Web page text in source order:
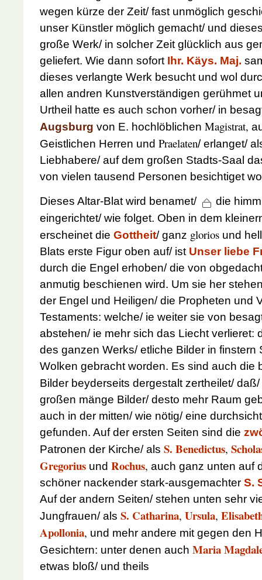
wegen kürze der Zeit/ fast unmöglich
unser Künstler möglich gemacht/ und
große Werk/ in solcher Zeit glücklich aus
geliefert. Wie dann sofort Ihr. Käys. Maj.
dieses verlangte Werk besucht und wol
allen andren Kunstverständigen gerühmet
Urtheil hatte es auch schon vorher/ in
Augsburg von E. hochlöblichen Magistrat,
Geistlichen Herren und Praelaten/ erlanget/
Liebhabere/ auf dem großen Stadts-Saal
von vielen tausend Personen besichtiget
Dieses Altar-Blat wird benamet/
die
eingerichtet/ wie folget. Oben in dem
erscheinet die Gottheit/ ganz glorios und
Blats erste Figur oben auf/ ist Unser liebe
durch die Engel erhoben/ die von
anmutig beschienen wird. Um sie her
der Engel und Heiligen/ die Propheten und
Testaments: welche/ ie weiter sie von
abstehen/ ie mehr sich das Liecht verlieret:
des ganzen Werks/ etliche Bilder in finstern
Wolken gebracht worden. Es sind auch die
Bilder beyderseits dergestalt zertheilet/
großen mänge Bilder/ desto mehr Raum
auch in der mitten/ wie nötig/ eine
gefunden. Auf der ersten Seiten sind die
Patronen der Kirche/ als S. Benedictus,
Gregorius und Rochus, auch ganz unten auf
schöner nackender stark-ausgemachter S.
Auf der andern Seiten/ stehen unten sehr
Jungfrauen/ als S. Catharina, Ursula,
Apollonia, und mehr andere mit gegen den
Gesichtern: unter denen auch Maria
etwas bloß/ und theils